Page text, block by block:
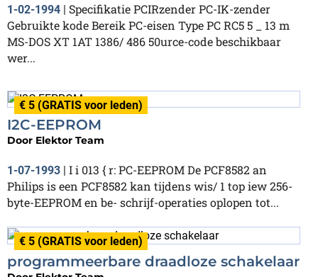
1-02-1994 | Specifikatie PCIRzender PC-IK-zender
Gebruikte kode Bereik PC-eisen Type PC RC5 5 _ 13 m
MS-DOS XT 1AT 1386/ 486 50urce-code beschikbaar
wer...
€ 5 (GRATIS voor leden)
I2C-EEPROM
Door Elektor Team
1-07-1993
I i 013 { r: PC-EEPROM De PCF8582 an
Philips is een PCF8582 kan tijdens wis/ 1 top iew 256-
byte-EEPROM en be- schrijf-operaties oplopen tot...
€ 5 (GRATIS voor leden)
programmeerbare draadloze schakelaar